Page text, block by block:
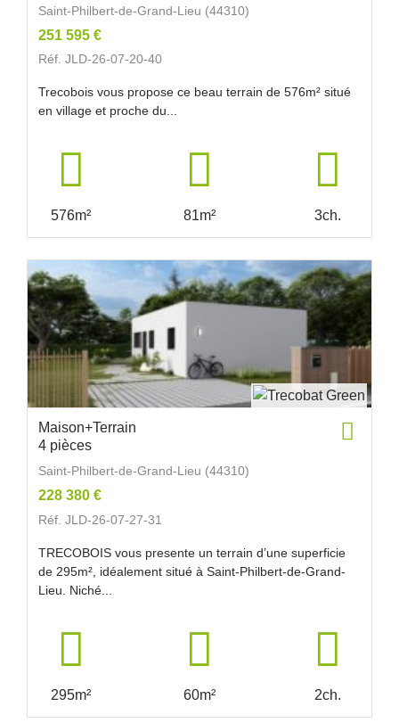
Saint-Philbert-de-Grand-Lieu (44310)
251 595 €
Réf. JLD-26-07-20-40
Trecobois vous propose ce beau terrain de 576m² situé
en village et proche du...
576m² 81m² 3ch.
Maison+Terrain
4 pièces
Saint-Philbert-de-Grand-Lieu (44310)
228 380 €
Réf. JLD-26-07-27-31
TRECOBOIS vous presente un terrain d’une superficie
de 295m², idéalement situé à Saint-Philbert-de-Grand-
Lieu. Niché...
295m² 60m² 2ch.